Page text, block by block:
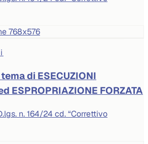
di ESECUZIONI
ESPROPRIAZIONE FORZATA
n. 164/24 cd. “Correttivo